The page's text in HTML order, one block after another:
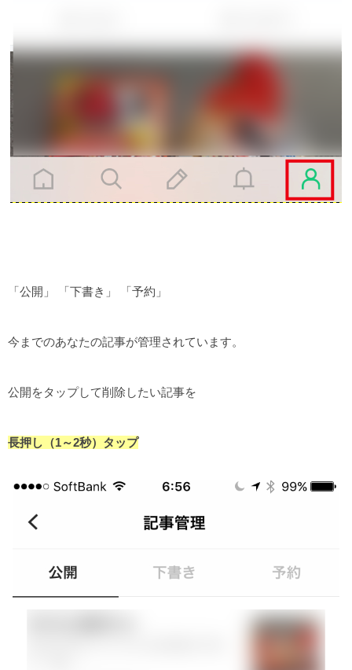
「公開」 「下書き」 「予約」
今までのあなたの記事が管理されています。
公開をタップして削除したい記事を
長押し（1～2秒）タップ